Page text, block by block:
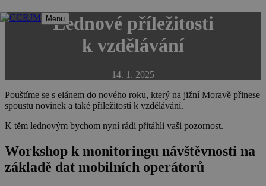
Přeskočit
Menu
Lednové příležitosti
k vzdělávání
14. 1. 2025
Pouštíme se s elánem do nového roku, který na jižní Moravě přinese
spoustu novinek a také příležitostí k vzdělávání.
K těm lednovým bychom nyní rádi přitáhli vaši pozornost.
Workshop k monitoringu návštěvnosti na
základě dat mobilních operátorů